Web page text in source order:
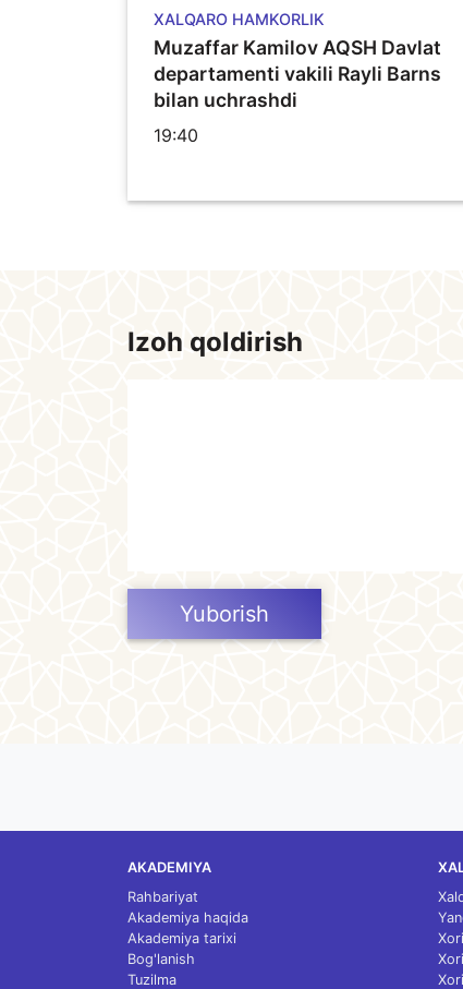
XALQARO HAMKORLIK
Muzaffar Kamilov AQSH Davlat
departamenti vakili Rayli Barns
bilan uchrashdi
19:40
Izoh qoldirish
Yuborish
AKADEMIYA
Rahbariyat
Akademiya haqida
Akademiya tarixi
Bog'lanish
Tuzilma